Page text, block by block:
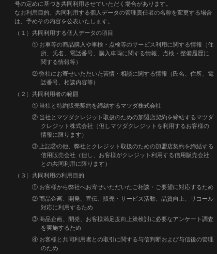
号の定めに基づき共同利用させていただく場合があります。
なお利用目的、共同利用する個人データの管理責任者の名称を変更する場合
は、予めその内容を公表いたします。
（１）共同利用する個人データの項目
① お車等の商品購入や車検・点検等のサービス利用に関する情報（住
所、氏名、電話番号、購入車両に関する情報、点検・整備履歴に
関する情報等）
② 弊社にお寄せいただいた苦情・相談に関する情報（氏名、住所、電
話番号、相談内容等）
（２）共同利用者の範囲
① 当社と特約販売契約を締結するマツダ株式会社
② 当社とマツダクレジット取扱のための加盟店契約を締結するマツダ
クレジット株式会社（但しマツダクレジットを利用するお客様の
情報に限ります）
③ 上記②の他、弊社とクレジット取扱のための加盟店契約を締結する
信用販売会社（但し、お客様がクレジット利用する信用販売会社
との共同利用に限ります）
（３）共同利用の利用目的
① お客様から弊社へお寄せいただいたご相談・ご要望に対応するため
② 商品企画、開発、宣伝、販売・サービス活動、品質向上、リコール
対応に利用するため
③ 商品企画、開発、お客様満足度向上策検討に必要なアンケート調査
を実施するため
④ お客様と共同利用者との取引に関する与信判断および与信後の管理
のため